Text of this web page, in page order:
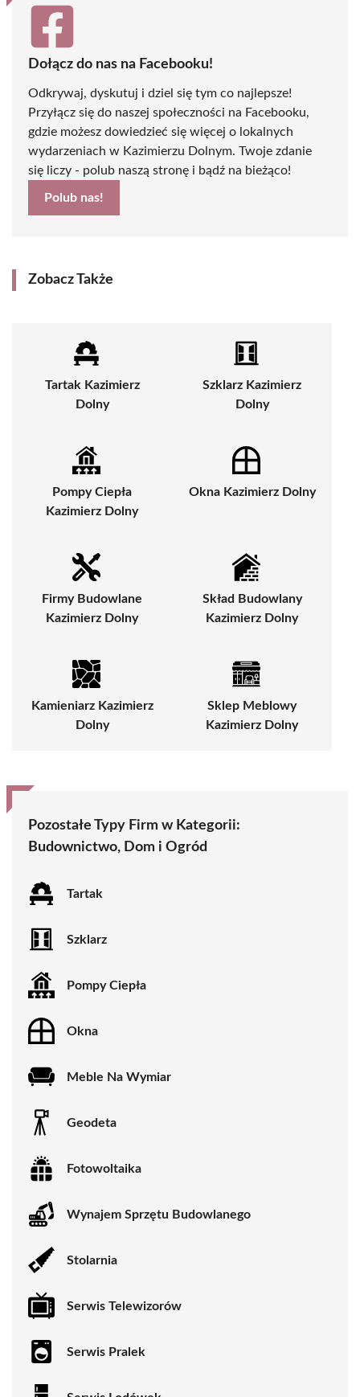
Dołącz do nas na Facebooku!
Odkrywaj, dyskutuj i dziel się tym co najlepsze!
Przyłącz się do naszej społeczności na Facebooku,
gdzie możesz dowiedzieć się więcej o lokalnych
wydarzeniach w Kazimierzu Dolnym. Twoje zdanie
się liczy - polub naszą stronę i bądź na bieżąco!
Polub nas!
Zobacz Także
Tartak Kazimierz
Dolny
Szklarz Kazimierz
Dolny
Pompy Ciepła
Kazimierz Dolny
Okna Kazimierz Dolny
Firmy Budowlane
Kazimierz Dolny
Skład Budowlany
Kazimierz Dolny
Kamieniarz Kazimierz
Dolny
Sklep Meblowy
Kazimierz Dolny
Pozostałe Typy Firm w Kategorii:
Budownictwo, Dom i Ogród
Tartak
Szklarz
Pompy Ciepła
Okna
Meble Na Wymiar
Geodeta
Fotowoltaika
Wynajem Sprzętu Budowlanego
Stolarnia
Serwis Telewizorów
Serwis Pralek